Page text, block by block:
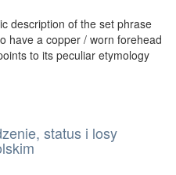
description of the set phrase
have a copper / worn forehead
to its peculiar etymology
status i losy